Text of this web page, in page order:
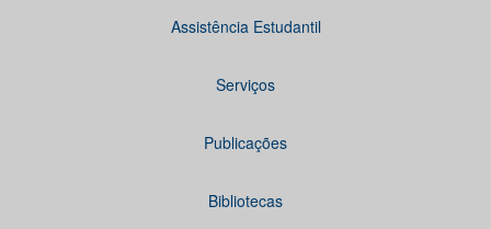
Assistência Estudantil
Serviços
Publicações
Bibliotecas